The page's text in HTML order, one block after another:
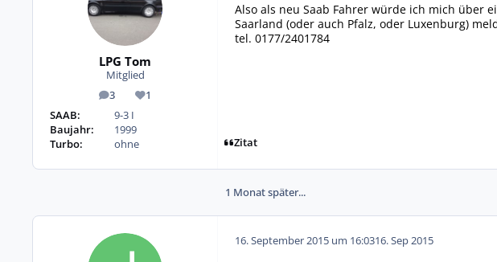
LPG Tom
Mitglied
3
Beiträge1
Reputation
SAAB:
9-3 I
Baujahr:
1999
Turbo:
ohne
Also als neu Saab Fahrer würde ich mich über
Saarland (oder auch Pfalz, oder Luxenburg)
tel. 0177/2401784
Zitat
1 Monat später...
16. September 2015 um 16:0316. Sep 2015